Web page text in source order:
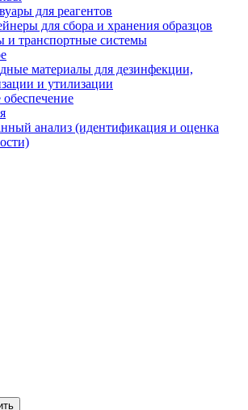
для реагентов
для сбора и хранения образцов
и транспортные системы
материалы для дезинфекции,
и утилизации
анализ (идентификация и оценка